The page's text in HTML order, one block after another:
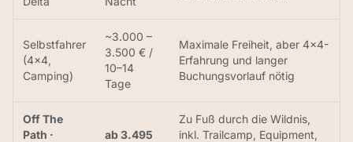
Selbstfahrer
(4×4,
Camping)
~3.000 –
3.500 € /
10–14
Tage
Maximale Freiheit, aber 4×4-
Erfahrung und langer
Buchungsvorlauf nötig
Off The
Path ·
ab 3.495
Zu Fuß durch die Wildnis,
inkl. Trailcamp, Equipment,